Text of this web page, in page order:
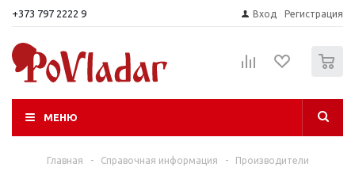
+373 797 2222 9 Вход Регистрация
МЕНЮ
Главная - Справочная информация - Производители